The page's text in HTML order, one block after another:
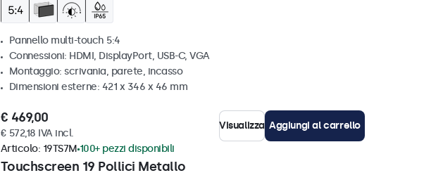
Pannello multi-touch 5:4
Connessioni: HDMI, DisplayPort, USB-C, VGA
Montaggio: scrivania, parete, incasso
Dimensioni esterne: 421 x 346 x 46 mm
€ 469,00
€ 572,18 IVA incl.
Visualizza Aggiungi al carrello
Touchscreen 19 Pollici Metallo
Articolo: 19TS7M 100+ pezzi disponibili